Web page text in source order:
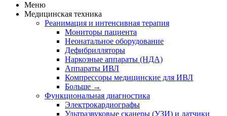
Меню
Медицинская техника
Реанимация и интенсивная терапия
Мониторы пациента
Неонатальное оборудование
Дефибрилляторы
Наркозные аппараты (НДА)
Аппараты ИВЛ
Компрессоры медицинские для ИВЛ
Больше →
Функциональная диагностика
Электрокардиографы
Ультразвуковые сканеры (УЗИ) и датчики